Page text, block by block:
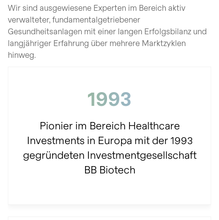
Wir sind ausgewiesene Experten im Bereich aktiv
verwalteter, fundamentalgetriebener
Gesundheitsanlagen mit einer langen Erfolgsbilanz und
langjähriger Erfahrung über mehrere Marktzyklen
hinweg.
1993
Pionier im Bereich Healthcare
Investments in Europa mit der 1993
gegründeten Investmentgesellschaft
BB Biotech